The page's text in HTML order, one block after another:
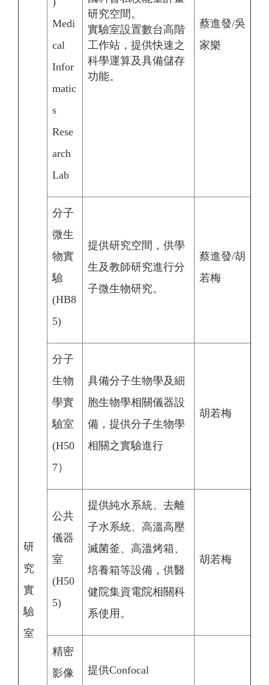
研
究
實
驗
室
Medi
cal
Infor
matic
s
Rese
arch
Lab
研究空間。
實驗室設置數台高階
工作站，提供快速之
科學運算及具備儲存
功能。
蔡進發/吳
家樂
分子
微生
物實
驗
(HB8
5)
提供研究空間，供學
生及教師研究進行分
子微生物研究。
蔡進發/胡
若梅
分子
生物
學實
驗室
(H50
7）
具備分子生物學及細
胞生物學相關儀器設
備，提供分子生物學
相關之實驗進行
胡若梅
公共
儀器
室
(H50
5)
提供純水系統、去離
子水系統、高溫高壓
滅菌釜、高溫烤箱、
培養箱等設備，供醫
健院集資電院相關科
系使用。
胡若梅
精密
影像
提供Confocal